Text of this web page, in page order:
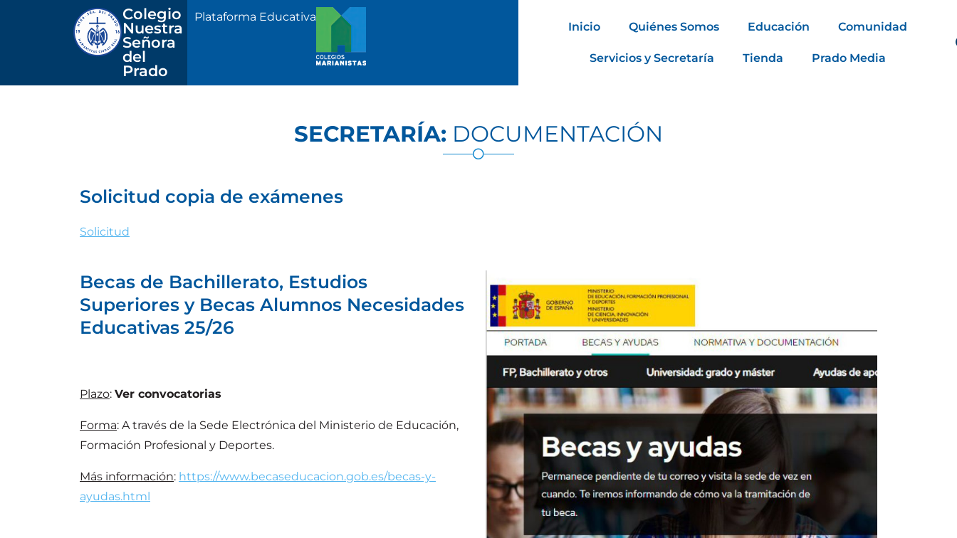
Colegio
Nuestra
Señora
del
Prado
Plataforma Educativa
Inicio Quiénes Somos Educación Comunidad
Servicios y Secretaría Tienda Prado Media
SECRETARÍA: DOCUMENTACIÓN
Solicitud copia de exámenes
Solicitud
Becas de Bachillerato, Estudios
Superiores y Becas Alumnos Necesidades
Educativas 25/26
Plazo: Ver convocatorias
Forma: A través de la Sede Electrónica del Ministerio de Educación,
Formación Profesional y Deportes.
Más información: https://www.becaseducacion.gob.es/becas-y-
ayudas.html